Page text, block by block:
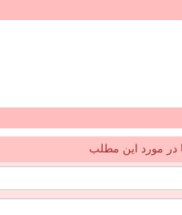
در مورد این مطلب